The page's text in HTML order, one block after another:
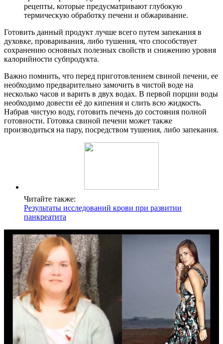
рецепты, которые предусматривают глубокую
термическую обработку печени и обжаривание.
Готовить данный продукт лучше всего путем запекания в
духовке, проваривания, либо тушения, что способствует
сохранению основных полезных свойств и снижению уровня
калорийности субпродукта.
Важно помнить, что перед приготовлением свиной печени, ее
необходимо предварительно замочить в чистой воде на
несколько часов и варить в двух водах. В первой порции воды
необходимо довести её до кипения и слить всю жидкость.
Набрав чистую воду, готовить печень до состояния полной
готовности. Готовка свиной печени может также
производиться на пару, посредством тушения, либо запекания.
Читайте также:
Результаты исследований крови при развитии
панкреатита